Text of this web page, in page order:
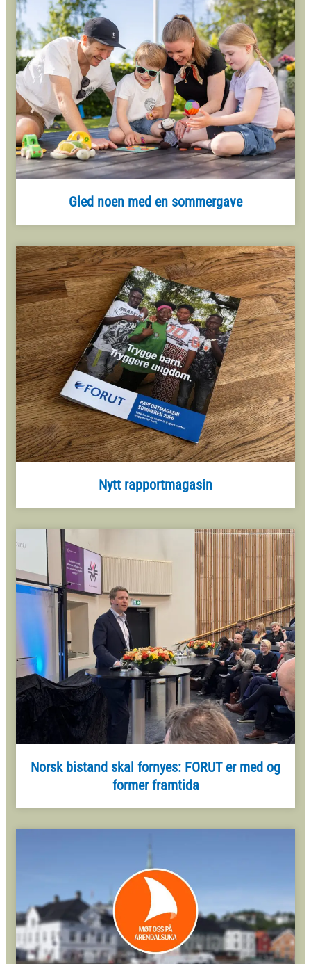
Gled noen med en sommergave
Nytt rapportmagasin
Norsk bistand skal fornyes: FORUT er med og
former framtida